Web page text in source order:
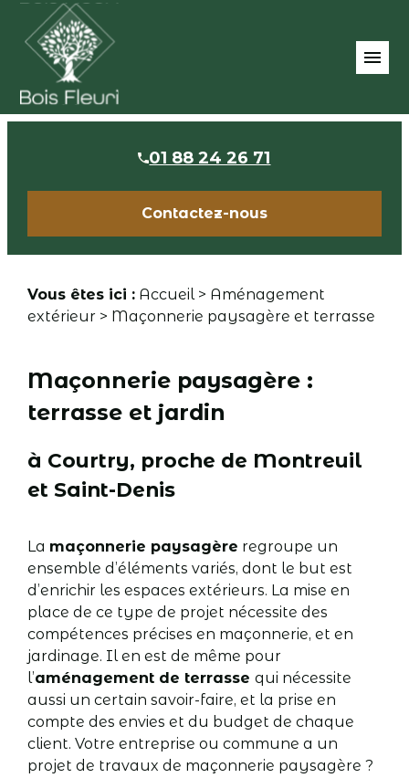
menu
01 88 24 26 71
Contactez-nous
Vous êtes ici : Accueil> Aménagement
extérieur > Maçonnerie paysagère et terrasse
Maçonnerie paysagère :
terrasse et jardin
à Courtry, proche de Montreuil
et Saint-Denis
La maçonnerie paysagère regroupe un
ensemble d’éléments variés, dont le but est
d’enrichir les espaces extérieurs. La mise en
place de ce type de projet nécessite des
compétences précises en maçonnerie, et en
jardinage. Il en est de même pour
l’aménagement de terrasse qui nécessite
aussi un certain savoir-faire, et la prise en
compte des envies et du budget de chaque
client. Votre entreprise ou commune a un
projet de travaux de maçonnerie paysagère ?
Panneau de gestion des cookies